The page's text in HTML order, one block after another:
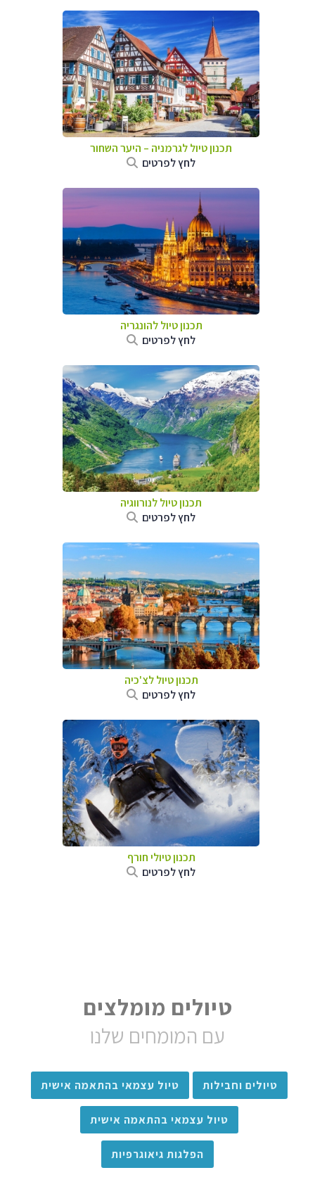
תכנון טיול לגרמניה – היער השחור
לחץ לפרטים
תכנון טיול להונגריה
לחץ לפרטים
תכנון טיול לנורווגיה
לחץ לפרטים
תכנון טיול לצ'כיה
לחץ לפרטים
תכנון טיולי חורף
לחץ לפרטים
טיולים מומלצים
עם המומחים שלנו
טיולים וחבילות טיול עצמאי בהתאמה אישית
טיול עצמאי בהתאמה אישית
הפלגות גיאוגרפיות